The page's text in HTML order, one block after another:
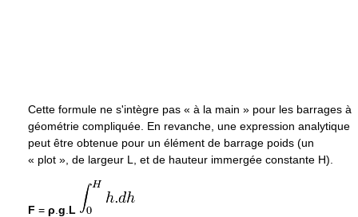
Cette formule ne s'intègre pas « à la main » pour les barrages à
géométrie compliquée. En revanche, une expression analytique
peut être obtenue pour un élément de barrage poids (un
« plot », de largeur L, et de hauteur immergée constante H).
F = ρ g L